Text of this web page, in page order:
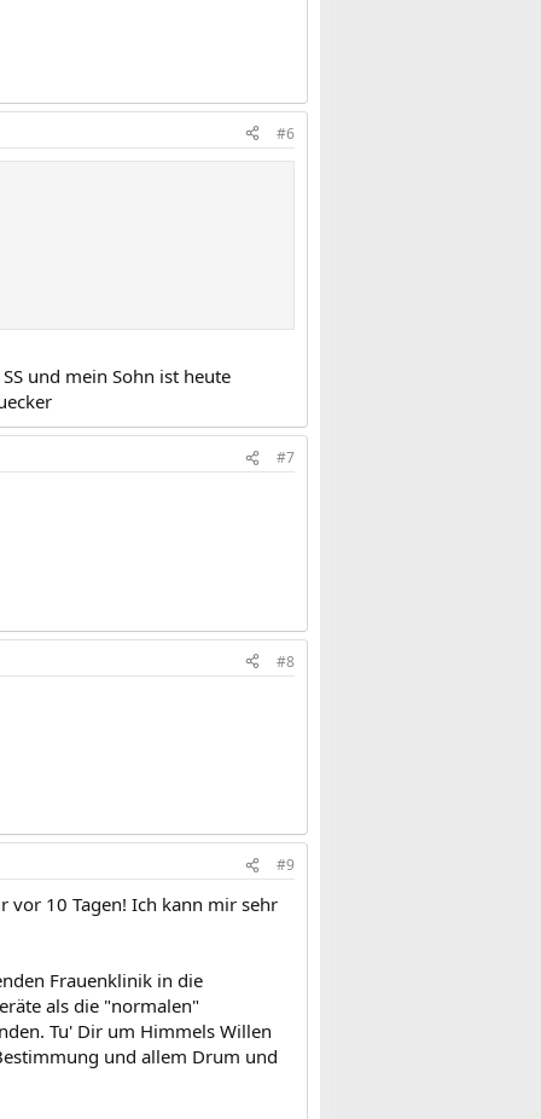
#6
und mein Sohn ist heute
#7
#8
#9
vor 10 Tagen! Ich kann mir sehr
Frauenklinik in die
als die "normalen"
Tu' Dir um Himmels Willen
und allem Drum und